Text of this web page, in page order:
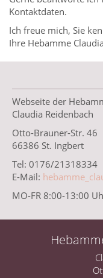
Kontaktdaten.
Ich freue mich, Sie
Ihre Hebamme
Webseite der
Claudia Reidenbach
Otto-Brauner-Str. 46
66386 St. Ingbert
Tel: 0176/21318334
E-Mail:
MO-FR 8:00-13:00